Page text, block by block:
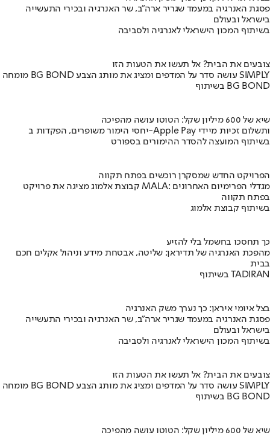
פסגת האנרגיה במעמד שגריר ארה"ב, שר האנרגיה ובכירי התעשייה
בישראל ובעולם
בשיתוף המכון הישראלי לאנרגיה ולסביבה
צובעים את הבית? אל תעשו את הטעות הזו
מומחה BG BOND עושה סדר על המדפים ומציג את מותג הצבע SIMPLY
בשיתוף BG BOND
שיא של 600 מיליון שקל: הטוטו עושה מהפיכה
יחסי הימור משופרים, הפקדות ב-Apple Pay ותשלום זכיות מיידי
בשיתוף המועצה להסדר ההימורים בספורט
הפרויקט החדש שמסקרן רוכשים בפתח תקווה
קבוצת אלמוג מציגה את פרויקט MALA: מגדלי הפרימיום האחרונים
בפתח תקווה
בשיתוף קבוצת אלמוג
כך תחסכו בחשמל בלי להזיע
מהפכת האנרגיה של תדיראן: שליטה, אבטחת מידע וניהול אקלים חכם
בבית
בשיתוף TADIRAN
בצל איומי איראן: כך נערך משק האנרגיה
פסגת האנרגיה במעמד שגריר ארה"ב, שר האנרגיה ובכירי התעשייה
בישראל ובעולם
בשיתוף המכון הישראלי לאנרגיה ולסביבה
צובעים את הבית? אל תעשו את הטעות הזו
מומחה BG BOND עושה סדר על המדפים ומציג את מותג הצבע SIMPLY
בשיתוף BG BOND
שיא של 600 מיליון שקל: הטוטו עושה מהפיכה